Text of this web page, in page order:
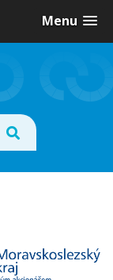
Menu